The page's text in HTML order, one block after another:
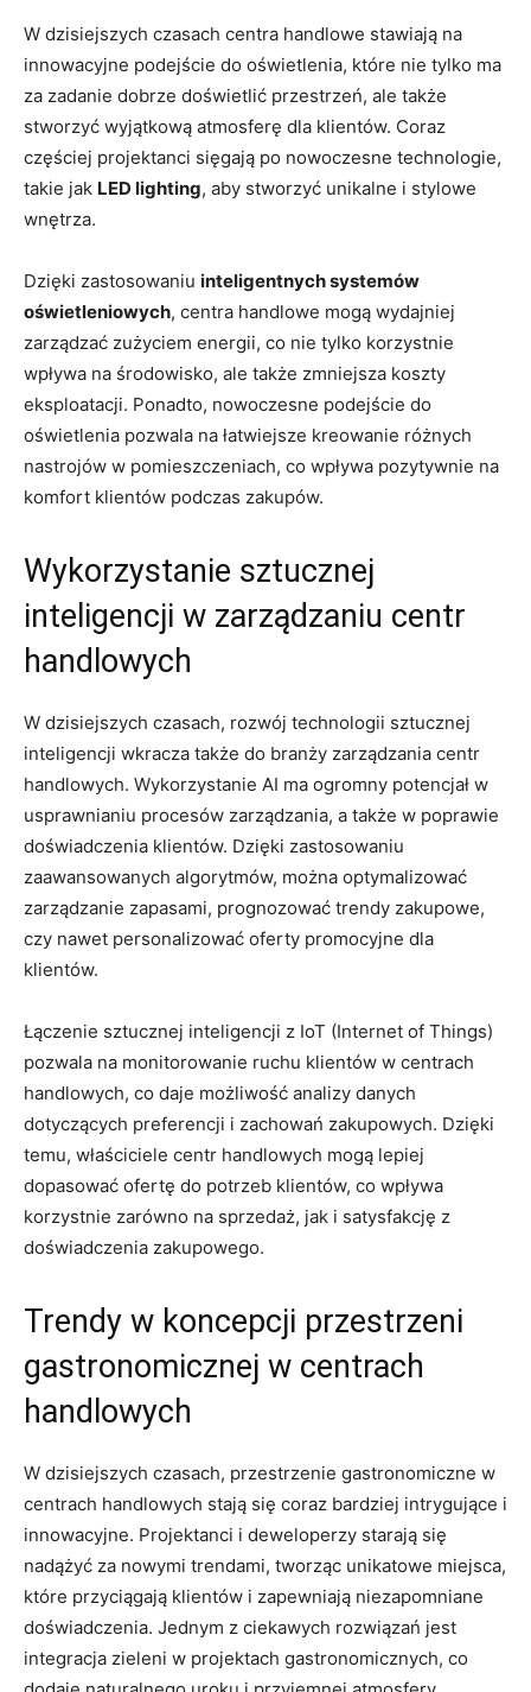
W dzisiejszych czasach centra handlowe stawiają na⁣
innowacyjne podejście do oświetlenia, ⁢które nie tylko ma
⁢za zadanie‌ dobrze doświetlić przestrzeń, ale także
stworzyć wyjątkową⁢ atmosferę​ dla klientów. Coraz
częściej projektanci sięgają po nowoczesne technologie,
takie jak LED lighting, aby stworzyć unikalne i stylowe
wnętrza.
Dzięki zastosowaniu⁤ inteligentnych systemów
oświetleniowych, centra handlowe mogą wydajniej
zarządzać zużyciem⁤ energii, co nie tylko korzystnie
wpływa na ⁣środowisko, ale ⁢także zmniejsza koszty‍
eksploatacji. Ponadto, nowoczesne podejście do
oświetlenia pozwala na łatwiejsze⁤ kreowanie różnych
nastrojów w pomieszczeniach, co wpływa pozytywnie na
komfort ⁢klientów podczas ⁢zakupów.
Wykorzystanie sztucznej
inteligencji ⁤w zarządzaniu centr
handlowych
W dzisiejszych czasach, rozwój technologii sztucznej⁣
inteligencji ‌wkracza także do branży zarządzania centr
handlowych. Wykorzystanie ​AI ma ⁤ogromny potencjał w
usprawnianiu procesów zarządzania, a także w ‍poprawie
doświadczenia klientów. Dzięki zastosowaniu
zaawansowanych algorytmów, można optymalizować
zarządzanie zapasami, ⁢prognozować trendy zakupowe,
czy nawet‌ personalizować oferty promocyjne dla
klientów.
Łączenie​ sztucznej inteligencji z IoT (Internet of Things)
pozwala na monitorowanie ruchu klientów w centrach
handlowych, co daje możliwość analizy danych
dotyczących preferencji i ⁣zachowań zakupowych. Dzięki
temu, właściciele centr handlowych mogą lepiej
dopasować ofertę do potrzeb klientów, co wpływa
korzystnie zarówno na sprzedaż, jak‌ i satysfakcję‍ z
⁣doświadczenia⁢ zakupowego.
Trendy w koncepcji przestrzeni
‌gastronomicznej w centrach
handlowych
W dzisiejszych czasach, przestrzenie gastronomiczne w
centrach handlowych stają się coraz bardziej ‍intrygujące ‌i
innowacyjne. Projektanci i deweloperzy starają się
nadążyć za nowymi trendami, tworząc unikatowe miejsca,
które przyciągają ⁤klientów i zapewniają niezapomniane
doświadczenia. Jednym z ciekawych rozwiązań jest
integracja zieleni w ‌projektach gastronomicznych, co⁢